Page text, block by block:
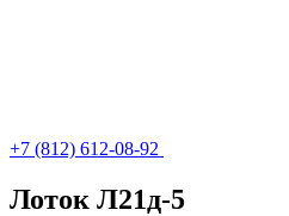
+7 (812) 612-08-92
Лоток Л21д-5